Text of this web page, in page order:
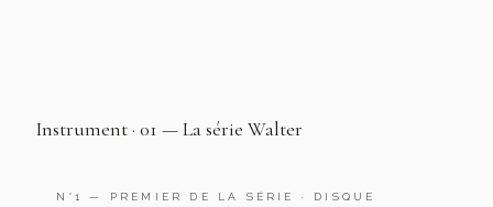
Instrument · 01 — La série Walter
N°1 — PREMIER DE LA SÉRIE · DISQUE